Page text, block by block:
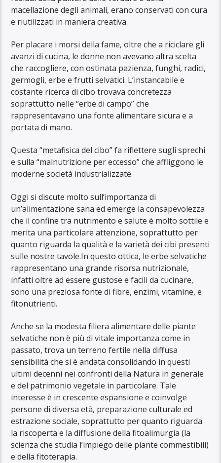
macellazione degli animali, erano conservati con cura
e riutilizzati in maniera creativa.
Per placare i morsi della fame, oltre che a riciclare gli
avanzi di cucina, le donne non avevano altra scelta
che raccogliere, con ostinata pazienza, funghi, radici,
germogli, erbe e frutti selvatici. L’instancabile e
costante ricerca di cibo trovava concretezza
soprattutto nelle “erbe di campo” che
rappresentavano una fonte alimentare sicura e a
portata di mano.
Questa “metafisica del cibo” fa riflettere sugli sprechi
e sulla “malnutrizione per eccesso” che affliggono le
moderne società industrializzate.
Oggi si discute molto sull’importanza di
un’alimentazione sana ed emerge la consapevolezza
che il confine tra nutrimento e salute è molto sottile e
merita una particolare attenzione, soprattutto per
quanto riguarda la qualità e la varietà dei cibi presenti
sulle nostre tavole.In questo ottica, le erbe selvatiche
rappresentano una grande risorsa nutrizionale,
infatti oltre ad essere gustose e facili da cucinare,
sono una preziosa fonte di fibre, enzimi, vitamine, e
fitonutrienti.
Anche se la modesta filiera alimentare delle piante
selvatiche non è più di vitale importanza come in
passato, trova un terreno fertile nella diffusa
sensibilità che si è andata consolidando in questi
ultimi decenni nei confronti della Natura in generale
e del patrimonio vegetale in particolare. Tale
interesse è in crescente espansione e coinvolge
persone di diversa età, preparazione culturale ed
estrazione sociale, soprattutto per quanto riguarda
la riscoperta e la diffusione della fitoalimurgia (la
scienza che studia l’impiego delle piante commestibili)
e della fitoterapia.